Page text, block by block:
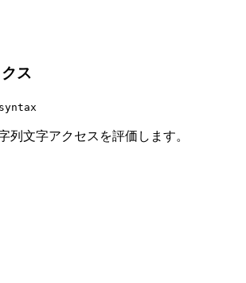
ス
列文字アクセスを評価します。